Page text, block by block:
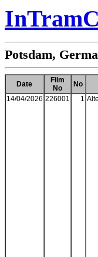
Potsdam,
Date
Film
No
No
14/04/2026 226001 1